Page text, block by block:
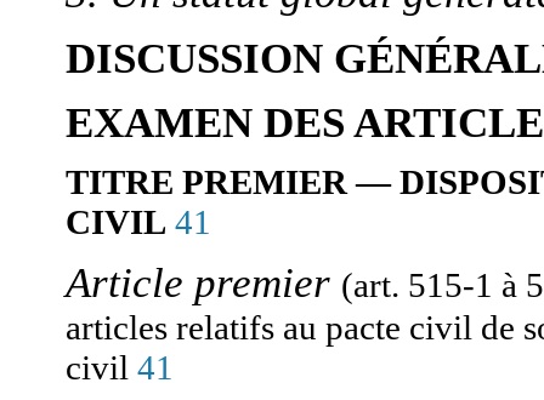
DISCUSSION
EXAMEN DES
TITRE PREMIER —
CIVIL 41
Article premier (art. 515-1 à
articles relatifs au pacte civil de
civil 41